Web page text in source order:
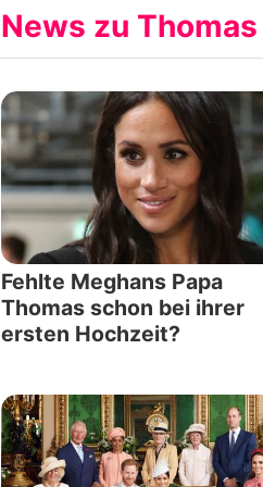
News zu
Fehlte Meghans Papa
Thomas schon bei ihrer
ersten Hochzeit?